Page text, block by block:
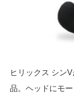
ヒリックス シン
品。ヘッドにモ